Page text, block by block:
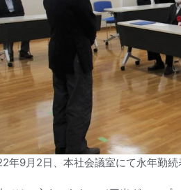
年9月2日、本社会議室にて永年勤続